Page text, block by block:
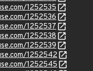
1252535
1252536
1252537
1252538
1252539
1252542
1252545